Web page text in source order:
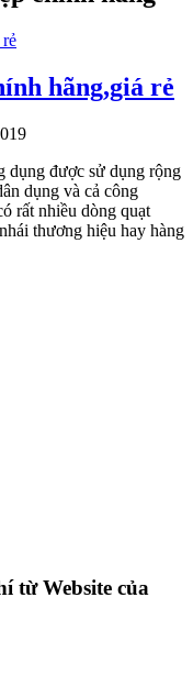
hãng,giá rẻ
dụng được sử dụng rộng
dụng và cả công
rất nhiều dòng quạt
thương hiệu hay hàng
từ Website của